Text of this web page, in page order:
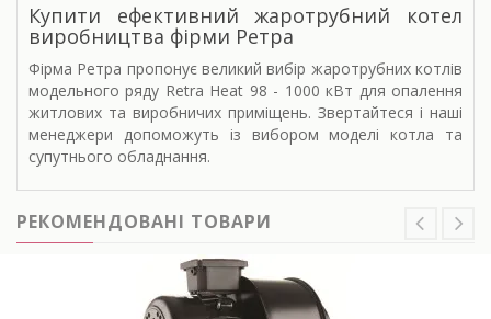
Купити ефективний жаротрубний котел
виробництва фірми Ретра
Фірма Ретра пропонує великий вибір жаротрубних котлів
модельного ряду Retra Heat 98 - 1000 кВт для опалення
житлових та виробничих приміщень. Звертайтеся і наші
менеджери допоможуть із вибором моделі котла та
супутнього обладнання.
РЕКОМЕНДОВАНІ ТОВАРИ